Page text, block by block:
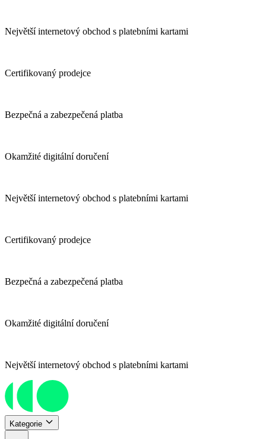
Největší internetový obchod s platebními kartami
Certifikovaný prodejce
Bezpečná a zabezpečená platba
Okamžité digitální doručení
Největší internetový obchod s platebními kartami
Certifikovaný prodejce
Bezpečná a zabezpečená platba
Okamžité digitální doručení
Největší internetový obchod s platebními kartami
Kategorie